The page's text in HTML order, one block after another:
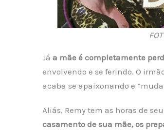
Já a mãe é completamente
envolvendo e se ferindo. O
acaba se apaixonando e
Aliás, Remy tem as horas de
casamento de sua mãe, os